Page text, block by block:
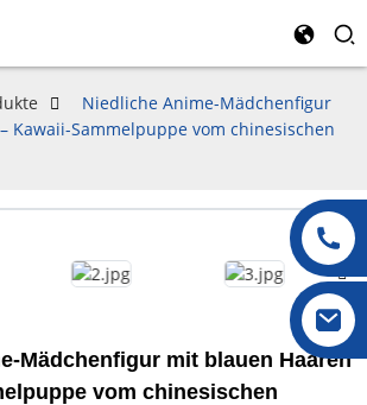
Niedliche Anime-Mädchenfigur
Kawaii-Sammelpuppe vom chinesischen
Mädchenfigur mit blauen Haaren
vom chinesischen